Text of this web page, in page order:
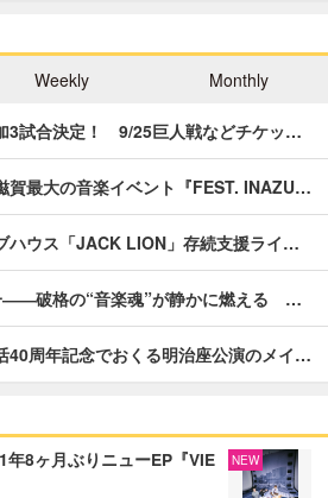
Weekly Monthly
3試合決定！ 9/25巨人戦などチケッ…
賀最大の音楽イベント『FEST. INAZU…
ハウス「JACK LION」存続支援ライ…
――破格の“音楽魂”が静かに燃える …
40周年記念でおくる明治座公演のメイ…
8ヶ月ぶりニューEP『VIE
NEW